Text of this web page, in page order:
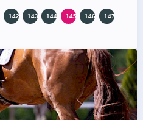
142 143 144 145 146 147